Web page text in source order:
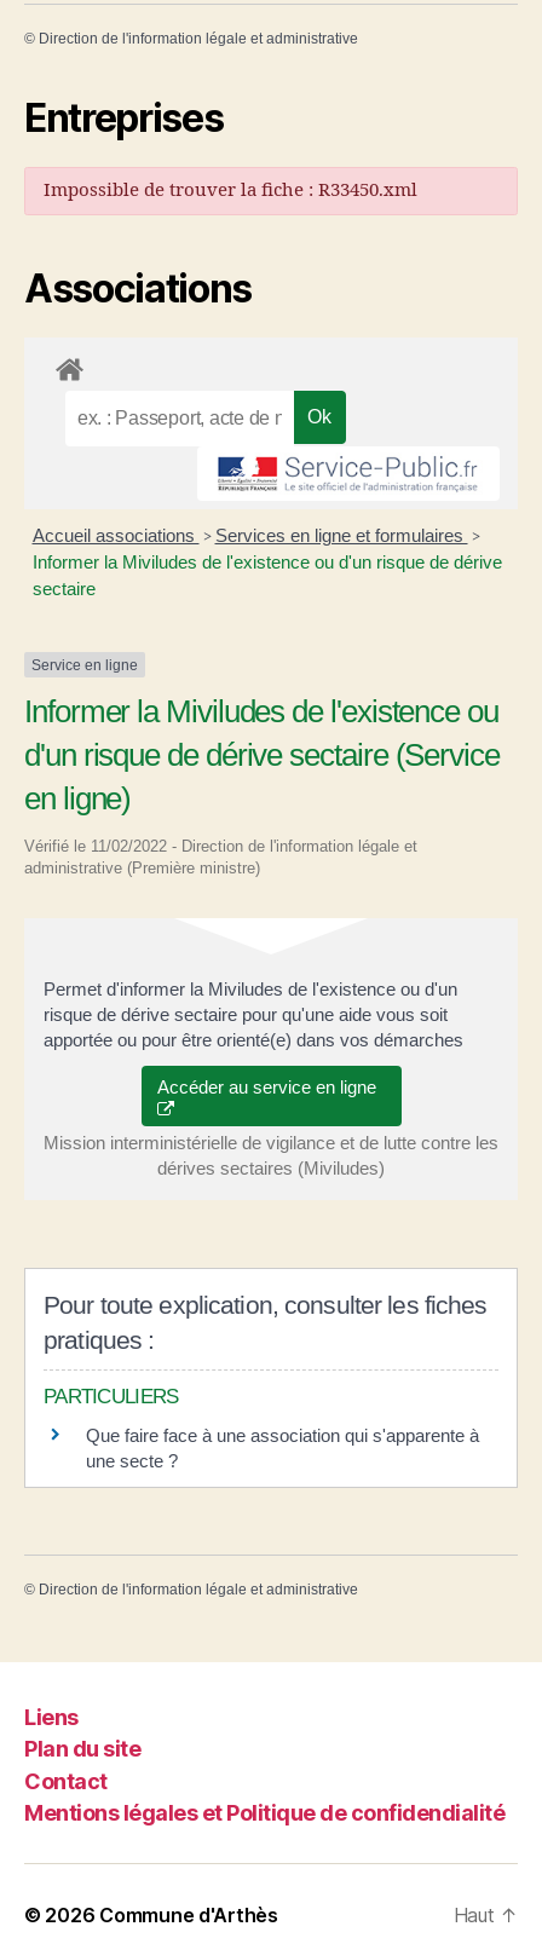
© Direction de l'information légale et administrative
Entreprises
Impossible de trouver la fiche : R33450.xml
Associations
Accueil associations > Services en ligne et formulaires >
Informer la Miviludes de l'existence ou d'un risque de dérive
sectaire
Service en ligne
Informer la Miviludes de l'existence ou
d'un risque de dérive sectaire (Service
en ligne)
Vérifié le 11/02/2022 - Direction de l'information légale et
administrative (Première ministre)
Permet d'informer la Miviludes de l'existence ou d'un
risque de dérive sectaire pour qu'une aide vous soit
apportée ou pour être orienté(e) dans vos démarches
Accéder au service en ligne
Mission interministérielle de vigilance et de lutte contre les
dérives sectaires (Miviludes)
Pour toute explication, consulter les fiches
pratiques :
PARTICULIERS
Que faire face à une association qui s'apparente à
une secte ?
© Direction de l'information légale et administrative
Liens
Plan du site
Contact
Mentions légales et Politique de confidendialité
© 2026 Commune d'Arthès Haut ↑